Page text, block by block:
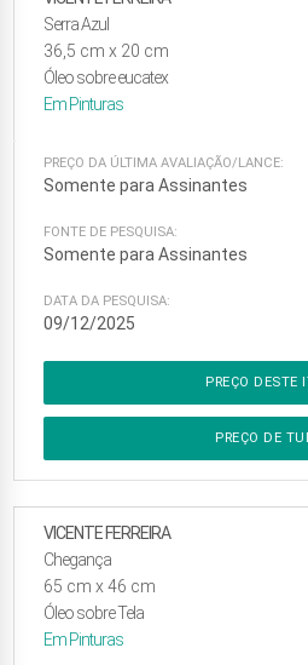
Serra Azul
36,5 cm x 20 cm
Óleo sobre eucatex
Em Pinturas
PREÇO DA ÚLTIMA AVALIAÇÃO/LANCE:
Somente para Assinantes
FONTE DE PESQUISA:
Somente para Assinantes
DATA DA PESQUISA:
09/12/2025
PREÇO DESTE
PREÇO DE
VICENTE FERREIRA
Chegança
65 cm x46 cm
Óleo sobre Tela
Em Pinturas